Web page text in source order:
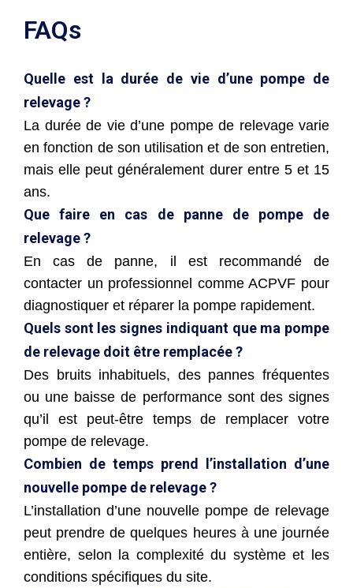
FAQs
Quelle est la durée de vie d’une pompe de
relevage ?
La durée de vie d’une pompe de relevage varie
en fonction de son utilisation et de son entretien,
mais elle peut généralement durer entre 5 et 15
ans.
Que faire en cas de panne de pompe de
relevage ?
En cas de panne, il est recommandé de
contacter un professionnel comme ACPVF pour
diagnostiquer et réparer la pompe rapidement.
Quels sont les signes indiquant que ma pompe
de relevage doit être remplacée ?
Des bruits inhabituels, des pannes fréquentes
ou une baisse de performance sont des signes
qu’il est peut-être temps de remplacer votre
pompe de relevage.
Combien de temps prend l’installation d’une
nouvelle pompe de relevage ?
L’installation d’une nouvelle pompe de relevage
peut prendre de quelques heures à une journée
entière, selon la complexité du système et les
conditions spécifiques du site.